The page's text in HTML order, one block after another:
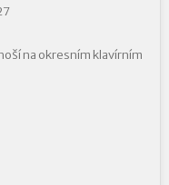
na okresním klavírním